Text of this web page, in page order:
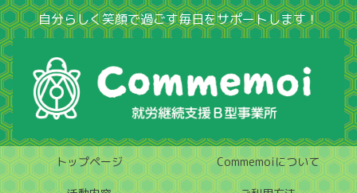
自分らしく笑顔で過ごす毎日をサポートします！
トップページ Commemoiについて